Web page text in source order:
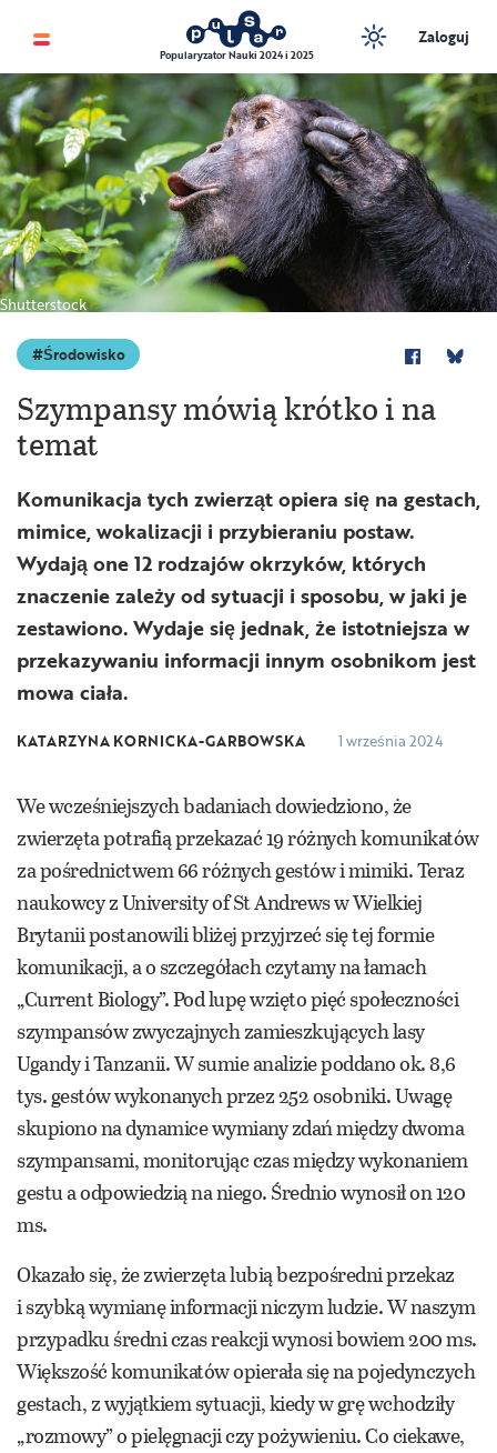
Popularyzator Nauki 2024 i 2025
Zaloguj
Shutterstock
Środowisko
Szympansy mówią krótko i na
temat
Komunikacja tych zwierząt opiera się na gestach,
mimice, wokalizacji i przybieraniu postaw.
Wydają one 12 rodzajów okrzyków, których
znaczenie zależy od sytuacji i sposobu, w jaki je
zestawiono. Wydaje się jednak, że istotniejsza w
przekazywaniu informacji innym osobnikom jest
mowa ciała.
KATARZYNA KORNICKA-GARBOWSKA 1 września 2024
We wcześniejszych badaniach dowiedziono, że
zwierzęta potrafią przekazać 19 różnych komunikatów
za pośrednictwem 66 różnych gestów i mimiki. Teraz
naukowcy z University of St Andrews w Wielkiej
Brytanii postanowili bliżej przyjrzeć się tej formie
komunikacji, a o szczegółach czytamy na łamach
„Current Biology”. Pod lupę wzięto pięć społeczności
szympansów zwyczajnych zamieszkujących lasy
Ugandy i Tanzanii. W sumie analizie poddano ok. 8,6
tys. gestów wykonanych przez 252 osobniki. Uwagę
skupiono na dynamice wymiany zdań między dwoma
szympansami, monitorując czas między wykonaniem
gestu a odpowiedzią na niego. Średnio wynosił on 120
ms.
Okazało się, że zwierzęta lubią bezpośredni przekaz
i szybką wymianę informacji niczym ludzie. W naszym
przypadku średni czas reakcji wynosi bowiem 200 ms.
Większość komunikatów opierała się na pojedynczych
gestach, z wyjątkiem sytuacji, kiedy w grę wchodziły
„rozmowy” o pielęgnacji czy pożywieniu. Co ciekawe,